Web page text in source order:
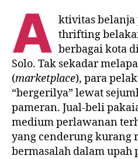
A ktivitas belanja
thrifting
berbagai kota
Solo. Tak sekadar
(marketplace), para
“bergerilya” lewat
pameran. Jual-beli
medium perlawanan
yang cenderung kurang
bermasalah dalam upah